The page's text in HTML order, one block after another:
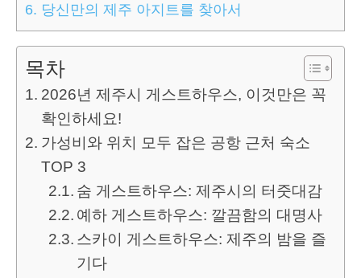
6. 당신만의 제주 아지트를 찾아서
목차
2026년 제주시 게스트하우스, 이것만은 꼭
확인하세요!
가성비와 위치 모두 잡은 공항 근처 숙소
TOP 3
숨 게스트하우스: 제주시의 터줏대감
예하 게스트하우스: 깔끔함의 대명사
스카이 게스트하우스: 제주의 밤을 즐
기다